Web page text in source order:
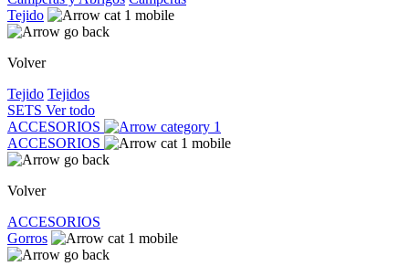
Tejido
Volver
Tejido Tejidos
SETS Ver todo
ACCESORIOS
ACCESORIOS
Volver
ACCESORIOS
Gorros